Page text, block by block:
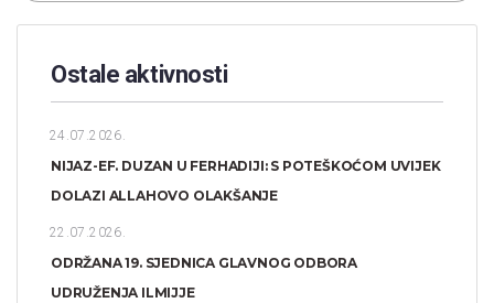
Ostale aktivnosti
24.07.2026.
NIJAZ-EF. DUZAN U FERHADIJI: S POTEŠKOĆOM UVIJEK
DOLAZI ALLAHOVO OLAKŠANJE
22.07.2026.
ODRŽANA 19. SJEDNICA GLAVNOG ODBORA
UDRUŽENJA ILMIJJE